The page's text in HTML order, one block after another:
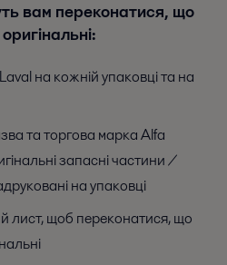
вам переконатися, що
на кожній упаковці та на
та торгова марка Alfa
запасні частини /
на упаковці
лист, щоб переконатися, що